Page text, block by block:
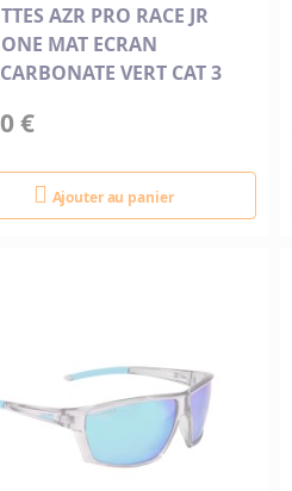
AZR PRO RACE JR
MAT ECRAN
VERT CAT 3
€
Ajouter au panier